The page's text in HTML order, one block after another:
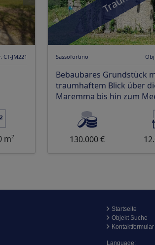
CT-JM221
m²
Sassofortino
Bebaubares Grundstück
traumhaftem Blick über
Maremma bis hin zum
130.000 €
Startseite
Objekt Suche
Kontaktformular
Language: